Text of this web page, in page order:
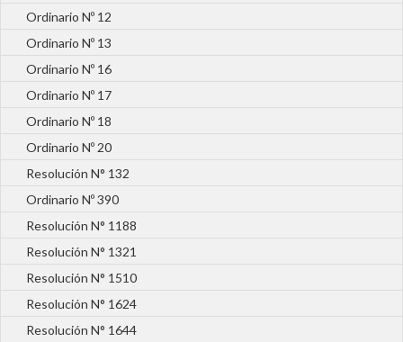
Ordinario Nº 12
Ordinario Nº 13
Ordinario Nº 16
Ordinario Nº 17
Ordinario Nº 18
Ordinario Nº 20
Resolución N° 132
Ordinario Nº 390
Resolución N° 1188
Resolución N° 1321
Resolución N° 1510
Resolución N° 1624
Resolución N° 1644